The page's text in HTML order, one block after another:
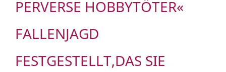
PERVERSE HOBBYTÖTER«
FALLENJAGD
FESTGESTELLT,DAS SIE